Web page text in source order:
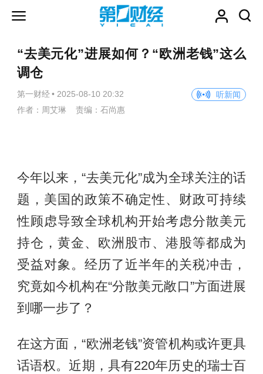
“去美元化”进展如何？“欧洲老钱”这么
调仓
第一财经 • 2025-08-10 20:32
听新闻
作者：周艾琳 责编：石尚惠
今年以来，“去美元化”成为全球关注的话
题，美国的政策不确定性、财政可持续
性顾虑导致全球机构开始考虑分散美元
持仓，黄金、欧洲股市、港股等都成为
受益对象。经历了近半年的关税冲击，
究竟如今机构在“分散美元敞口”方面进展
到哪一步了？
在这方面，“欧洲老钱”资管机构或许更具
话语权。近期，具有220年历史的瑞士百